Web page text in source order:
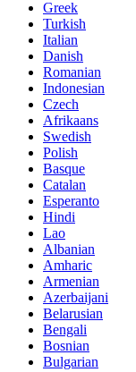
Greek
Turkish
Italian
Danish
Romanian
Indonesian
Czech
Afrikaans
Swedish
Polish
Basque
Catalan
Esperanto
Hindi
Lao
Albanian
Amharic
Armenian
Azerbaijani
Belarusian
Bengali
Bosnian
Bulgarian